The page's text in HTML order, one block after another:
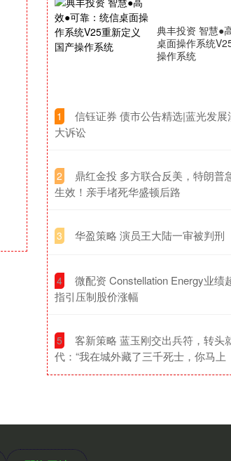
典丰投资 智慧●
桌面操作系统
操作系统
1
信钰证券 债市公告精选|蓝光发
大诉讼
2
鼎红金投 多方联合反美，特朗普
生效！亲手堵死华盛顿后路
3 ​华盈策略 演员王大陆一审被判刑
4
微配资 Constellation Energy业绩
指引压制股价涨幅
5
客新策略 蓝玉刚交出兵符，转头
代：“我在城外藏了三千死士，你马上